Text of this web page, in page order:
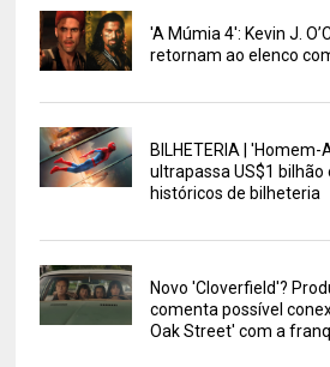
'A Múmia 4': Kevin J.
retornam ao elenco
BILHETERIA | 'Homem-
ultrapassa US$1 bilhão
históricos de bilheteria
Novo 'Cloverfield'?
comenta possível
Oak Street' com a